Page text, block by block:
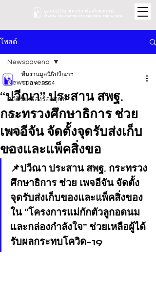
โพสต์
Newspavena
สถิติรับเรื่องร้องทุกข์
ข่าว
วิดีโอ
ข่าว
Newspavena
“ปวีณา” ประสาน สพฐ.
กระทรวงศึกษาธิการ ช่วย
เพจอีจัน จัดตั้งจุดรับส่งเก็บ
ของและแพ็คสิ่งขอ
ทีมงานมูลนิธิปวีณาฯ
11 ส.ค. 2564
📌ปวีณา ประสาน สพฐ. กระทรวง
ศึกษาธิการ ช่วย เพจอีจัน จัดตั้ง
จุดรับส่งเก็บของและแพ็คสิ่งของ
ใน “โครงการแม่กักตัวลูกอดนม
และกล่องกำลังใจ” ช่วยเหลือผู้ได้
รับผลกระทบโควิด-19